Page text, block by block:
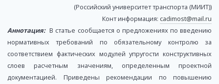
(Российский университет транспорта (МИИТ))
Конт информация: cadimost@mail.ru
Аннотация:В статье сообщается о предложениях по введению
нормативных требований по обязательному контролю за
соответствием фактических модулей упругости конструктивных
слоев расчетным значениям, определенным проектной
документацией. Приведены рекомендации по повышению